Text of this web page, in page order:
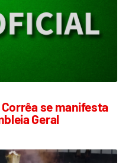
se manifesta
Geral